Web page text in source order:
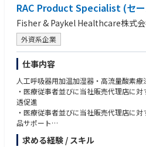
RAC Product Specialist (セ
Fisher & Paykel Healthcare株式
外資系企業
仕事内容
人工呼吸器用加温加湿器・高流量酸素
・医療従事者並びに当社販売代理店に
透促進
・医療従事者並びに当社販売代理店に
品サポート
・担当地域における拡販施策の立案・遂
求める経験 / スキル